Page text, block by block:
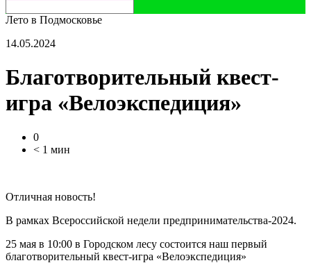
Лето в Подмосковье
14.05.2024
Благотворительный квест-
игра «Велоэкспедиция»
0
< 1 мин
Отличная новость!
В рамках Всероссийской недели предпринимательства-2024.
25 мая в 10:00 в Городском лесу состоится наш первый
благотворительный квест-игра «Велоэкспедиция»